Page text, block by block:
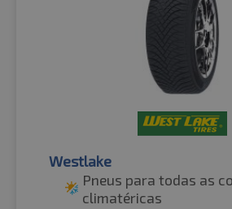
Westlake
Pneus para todas as
climatéricas